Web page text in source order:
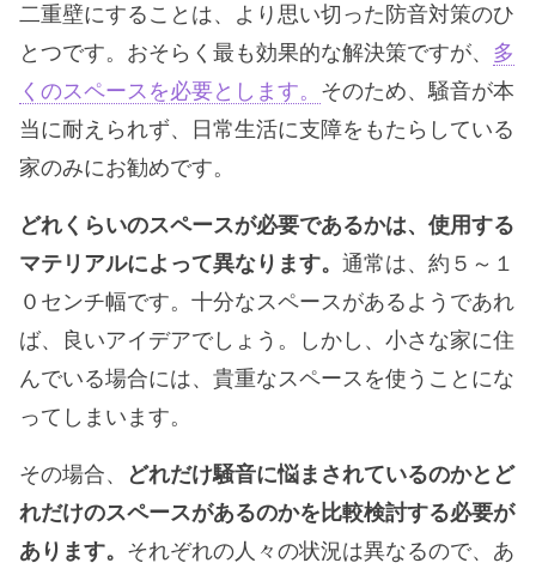
二重壁にすることは、より思い切った防音対策のひ
とつです。おそらく最も効果的な解決策ですが、 多
くのスペースを必要とします。 そのため、騒音が本
当に耐えられず、日常生活に支障をもたらしている
家のみにお勧めです。
どれくらいのスペースが必要であるかは、使用する
マテリアルによって異なります。 通常は、約５～１
０センチ幅です。十分なスペースがあるようであれ
ば、良いアイデアでしょう。しかし、小さな家に住
んでいる場合には、貴重なスペースを使うことにな
ってしまいます。
その場合、
どれだけ騒音に悩まされているのかとど
れだけのスペースがあるのかを比較検討する必要が
あります。 それぞれの人々の状況は異なるので、あ